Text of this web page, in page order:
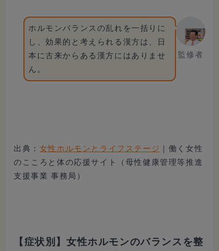
ホルモンバランスの乱れを一括りに
し、効果的と考えられる漢方は、日
本に古来からある漢方にはありませ
ん。
監修者
出典： 女性ホルモンとライフステージ
｜働く女性
のこころと体の応援サイト（母性健康管理等推進
支援事業 事務局）
【症状別】女性ホルモンのバランスを整